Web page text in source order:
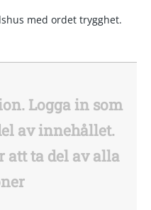
med ordet trygghet.
Logga in som
av innehållet.
att ta del av alla